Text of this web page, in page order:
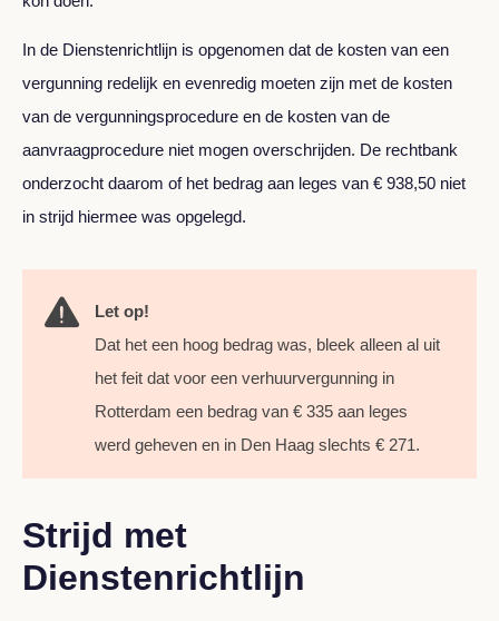
In de Dienstenrichtlijn is opgenomen dat de kosten van een
vergunning redelijk en evenredig moeten zijn met de kosten
van de vergunningsprocedure en de kosten van de
aanvraagprocedure niet mogen overschrijden. De rechtbank
onderzocht daarom of het bedrag aan leges van € 938,50 niet
in strijd hiermee was opgelegd.
Let op!
Dat het een hoog bedrag was, bleek alleen al uit
het feit dat voor een verhuurvergunning in
Rotterdam een bedrag van € 335 aan leges
werd geheven en in Den Haag slechts € 271.
Strijd met
Dienstenrichtlijn